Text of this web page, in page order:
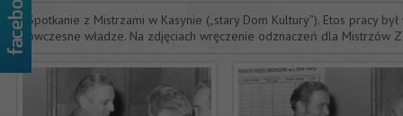
Spotkanie z Mistrzami w Kasynie („stary Dom Kultury”). Etos pracy
ówczesne władze. Na zdjęciach wręczenie odznaczeń dla Mistrzów